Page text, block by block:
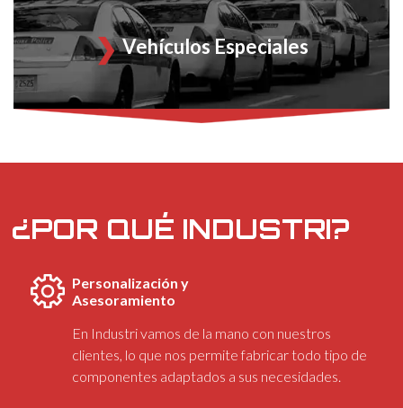
Vehículos Especiales
¿POR QUÉ INDUSTRI?
Personalización y
Asesoramiento
En Industri vamos de la mano con nuestros
clientes, lo que nos permite fabricar todo tipo de
componentes adaptados a sus necesidades.